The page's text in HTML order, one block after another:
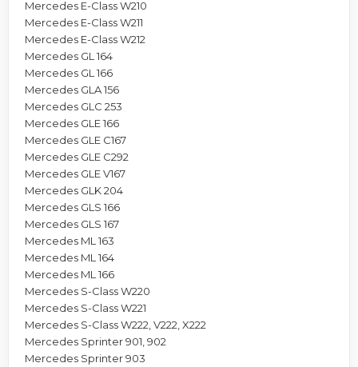
Mercedes E-Class W210
Mercedes E-Class W211
Mercedes E-Class W212
Mercedes GL 164
Mercedes GL 166
Mercedes GLA 156
Mercedes GLC 253
Mercedes GLE 166
Mercedes GLE C167
Mercedes GLE C292
Mercedes GLE V167
Mercedes GLK 204
Mercedes GLS 166
Mercedes GLS 167
Mercedes ML 163
Mercedes ML 164
Mercedes ML 166
Mercedes S-Class W220
Mercedes S-Class W221
Mercedes S-Class W222, V222, X222
Mercedes Sprinter 901, 902
Mercedes Sprinter 903